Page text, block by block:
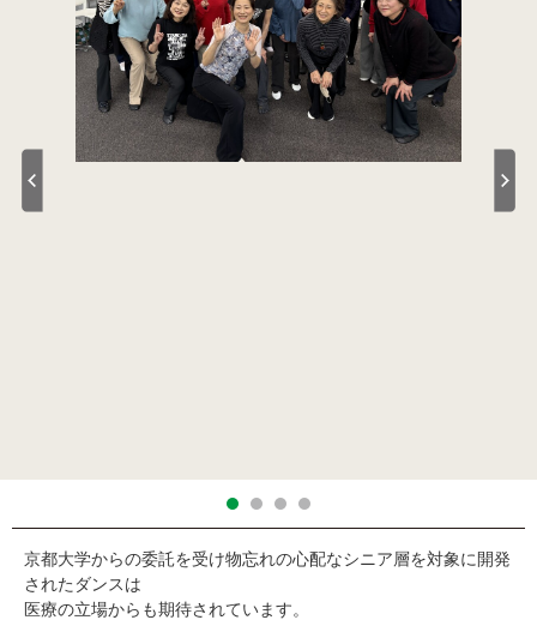
京都大学からの委託を受け物忘れの心配なシニア層を対象に開発
されたダンスは
医療の立場からも期待されています。